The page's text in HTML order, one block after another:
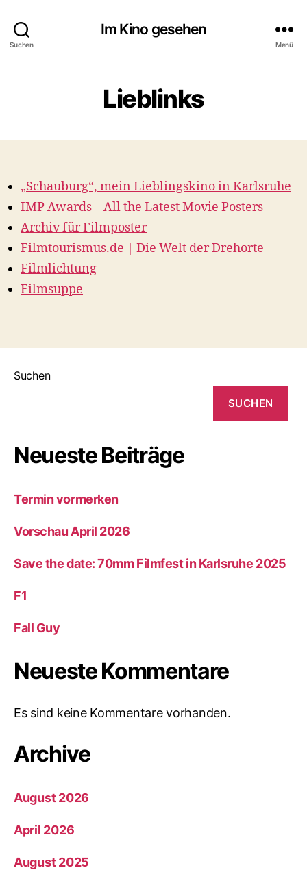
Suchen
Im Kino gesehen
Menü
Lieblinks
„Schauburg“, mein Lieblingskino in Karlsruhe
IMP Awards – All the Latest Movie Posters
Archiv für Filmposter
Filmtourismus.de | Die Welt der Drehorte
Filmlichtung
Filmsuppe
Suchen
SUCHEN
Neueste Beiträge
Termin vormerken
Vorschau April 2026
Save the date: 70mm Filmfest in Karlsruhe 2025
F1
Fall Guy
Neueste Kommentare
Es sind keine Kommentare vorhanden.
Archive
August 2026
April 2026
August 2025